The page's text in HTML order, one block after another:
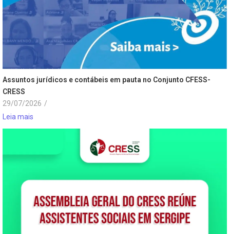
Assuntos jurídicos e contábeis em pauta no Conjunto CFESS-
CRESS
29/07/2026 /
Leia mais